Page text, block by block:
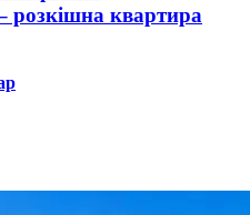
розкішна квартира